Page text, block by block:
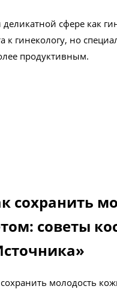
сфере как
гинекологу, но
продуктивным.
сохранить
советы
молодость